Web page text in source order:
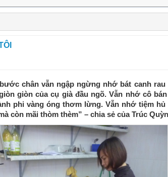
chân vẫn ngập ngừng nhớ bát canh rau
giòn của cụ già đầu ngõ. Vẫn nhớ cô
phi vàng óng thơm lừng. Vẫn nhớ tiệm hủ
còn mãi thòm thèm” – chia sẻ của Trúc